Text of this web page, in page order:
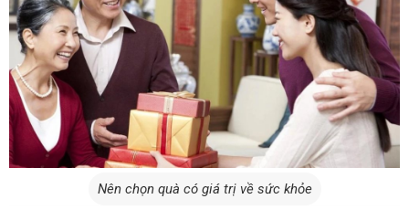
Nên chọn quà có giá trị về sức khỏe